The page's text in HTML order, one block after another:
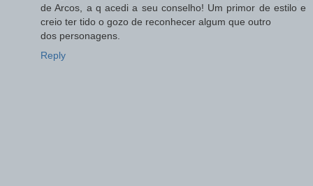
de Arcos, a q acedi a seu conselho! Um primor de estilo e
creio ter tido o gozo de reconhecer algum que outro
dos personagens.
Reply